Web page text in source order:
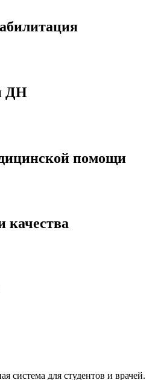
ДН
помощи
качества
система для студентов и врачей.